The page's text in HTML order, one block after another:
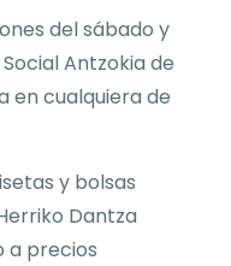
del sábado y
Antzokia de
en cualquiera de
y bolsas
Dantza
a precios